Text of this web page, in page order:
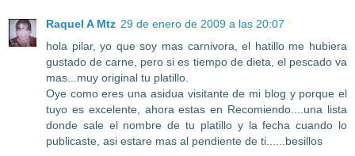
Raquel A Mtz 29 de enero de 2009 a las 20:07
hola pilar, yo que soy mas carnivora, el hatillo me hubiera
gustado de carne, pero si es tiempo de dieta, el pescado va
mas...muy original tu platillo.
Oye como eres una asidua visitante de mi blog y porque el
tuyo es excelente, ahora estas en Recomiendo....una lista
donde sale el nombre de tu platillo y la fecha cuando lo
publicaste, asi estare mas al pendiente de ti......besillos